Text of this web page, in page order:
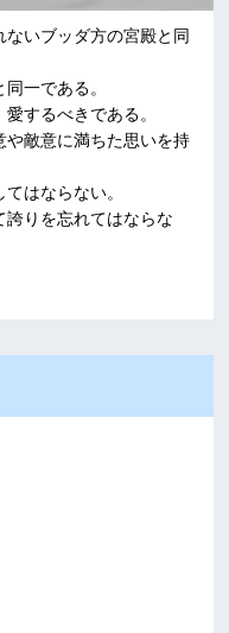
いブッダ方の宮殿と同
一である。
するべきである。
敵意に満ちた思いを持
はならない。
りを忘れてはならな